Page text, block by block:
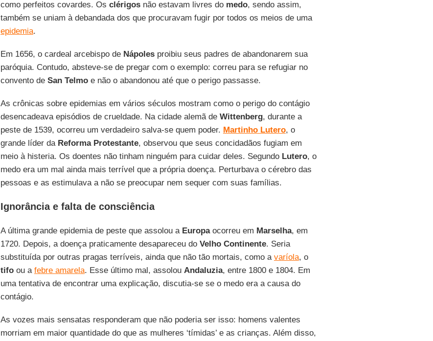
como perfeitos covardes. Os clérigosnão estavam livres do medo, sendo assim,
também se uniam à debandada dos que procuravam fugir por todos os meios de uma
epidemia.
Em 1656, o cardeal arcebispo de Nápolesproibiu seus padres de abandonarem sua
paróquia. Contudo, absteve-se de pregar com o exemplo: correu para se refugiar no
convento de San Telmoe não o abandonou até que o perigo passasse.
As crônicas sobre epidemias em vários séculos mostram como o perigo do contágio
desencadeava episódios de crueldade. Na cidade alemã de Wittenberg, durante a
peste de 1539, ocorreu um verdadeiro salva-se quem poder. Martinho Lutero, o
grande líder da Reforma Protestante, observou que seus concidadãos fugiam em
meio à histeria. Os doentes não tinham ninguém para cuidar deles. Segundo Lutero, o
medo era um mal ainda mais terrível que a própria doença. Perturbava o cérebro das
pessoas e as estimulava a não se preocupar nem sequer com suas famílias.
Ignorância e falta de consciência
A última grande epidemia de peste que assolou a Europaocorreu em Marselha, em
1720. Depois, a doença praticamente desapareceu do Velho Continente. Seria
substituída por outras pragas terríveis, ainda que não tão mortais, como a varíola, o
tifoou a febre amarela. Esse último mal, assolou Andaluzia, entre 1800 e 1804. Em
uma tentativa de encontrar uma explicação, discutia-se se o medo era a causa do
contágio.
As vozes mais sensatas responderam que não poderia ser isso: homens valentes
morriam em maior quantidade do que as mulheres ‘tímidas’ e as crianças. Além disso,